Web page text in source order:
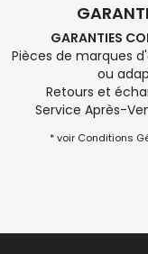
GARANTIES
Pièces de marques
ou
Retours et
Service Après-
* voir Conditions